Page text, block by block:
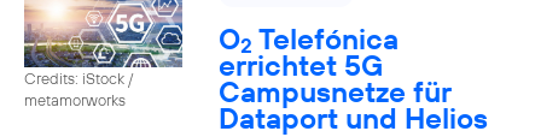
Credits: iStock /
metamorworks
O2 Telefónica
errichtet 5G
Campusnetze für
Dataport und Helios